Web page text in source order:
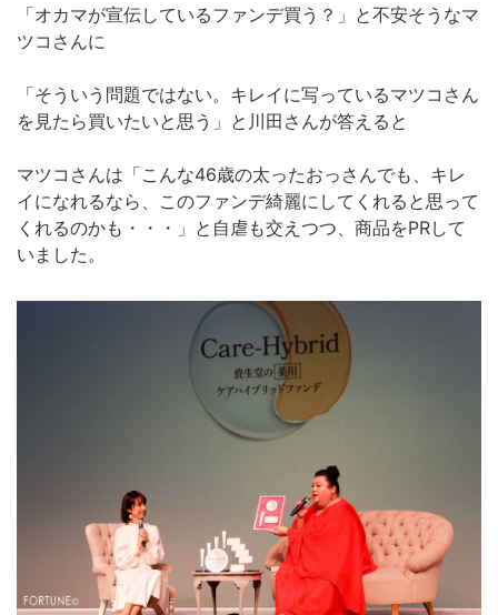
「オカマが宣伝しているファンデ買う？」と不安そうなマ
ツコさんに
「そういう問題ではない。キレイに写っているマツコさん
を見たら買いたいと思う」と川田さんが答えると
マツコさんは「こんな46歳の太ったおっさんでも、キレ
イになれるなら、このファンデ綺麗にしてくれると思って
くれるのかも・・・」と自虐も交えつつ、商品をPRして
いました。